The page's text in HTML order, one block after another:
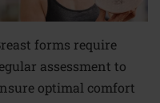
forms require
assessment to
optimal comfort